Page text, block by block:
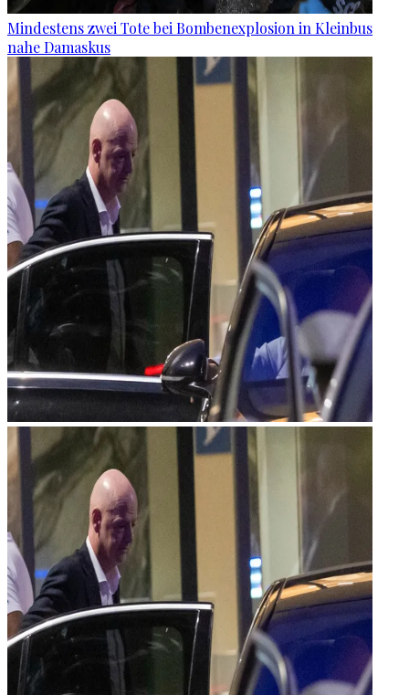
Mindestens zwei Tote bei Bombenexplosion in Kleinbus
nahe Damaskus